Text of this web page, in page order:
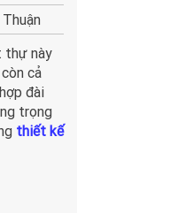
thự này
cả
đài
trọng
thiết kế